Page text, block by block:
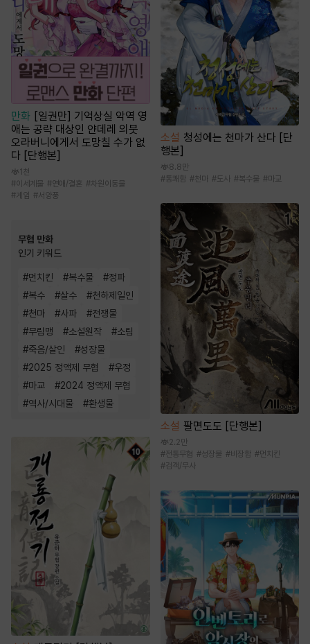
만화
[일권만] 기억상실 악역 영
애는 공략 대상인 얀데레 의붓
오라버니에게서 도망칠 수가 없
다 [단행본]
1천
#이세계물 #연애/결혼 #차원이동물
# 게임 #서양풍
무협 만화
인기 키워드
#먼치킨 #복수물 #정파
#복수 #살수 #천하제일인
#천마 #사파 #전쟁물
#무림맹 #소설원작 #소림
#죽음/살인 #성장물
#2025 정액제 무협 #우정
#마교 #2024 정액제 무협
#역사/시대물 #환생물
소설 청성에는 천마가 산다 [단
행본]
8.8만
#통쾌함 #천마 #도사 #복수물 #마교
소설 팔면도도 [단행본]
2.2만
#전통무협 #성장물 #비장함 #먼치킨
#검객/무사